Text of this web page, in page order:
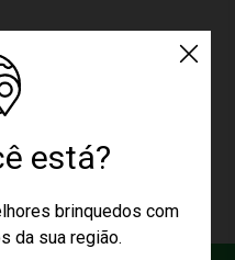
está?
brinquedos com
da sua região.
PRODUTOS